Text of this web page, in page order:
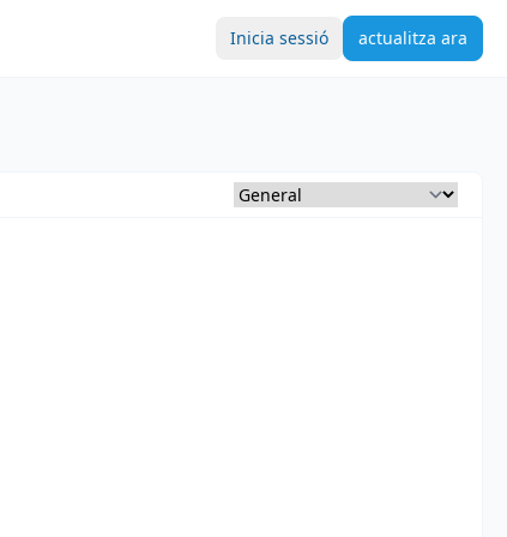
Inicia sessió actualitza ara